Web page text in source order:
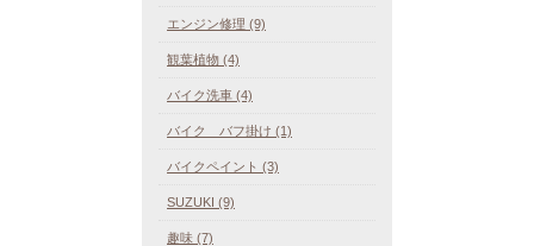
エンジン修理 (9)
観葉植物 (4)
バイク洗車 (4)
バイク バフ掛け (1)
バイクペイント (3)
SUZUKI (9)
趣味 (7)